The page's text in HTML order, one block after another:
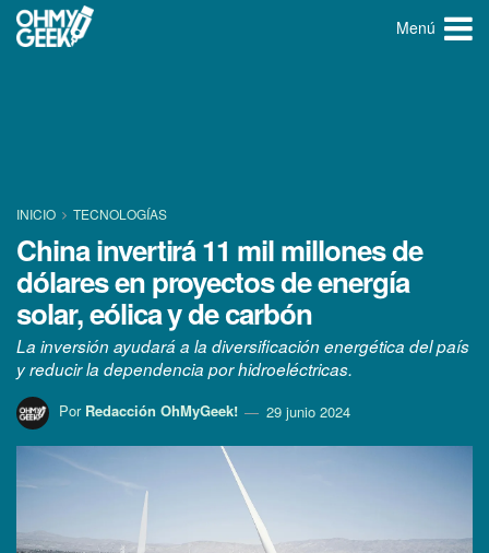
Menú
INICIO TECNOLOGÍ­AS
China invertirá 11 mil millones de
dólares en proyectos de energía
solar, eólica y de carbón
La inversión ayudará a la diversificación energética del país
y reducir la dependencia por hidroeléctricas.
Por Redacción OhMyGeek! 29 junio 2024